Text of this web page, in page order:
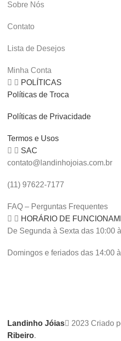
Sobre Nós
Contato
Lista de Desejos
Minha Conta
POLÍTICAS
Políticas de Troca
Políticas de Privacidade
Termos e Usos
SAC
contato@landinhojoias.com.br
(11) 97622-7177
FAQ – Perguntas Frequentes
HORÁRIO DE
De Segunda à Sexta das 10:00
Domingos e feriados das 14:00
Landinho Jóias 2023 Criado
Ribeiro.